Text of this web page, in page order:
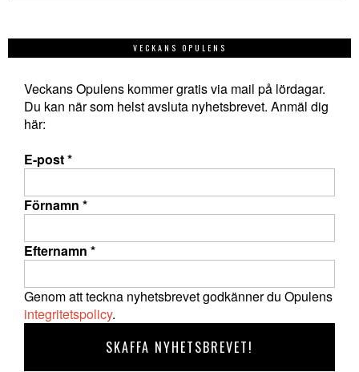
VECKANS OPULENS
Veckans Opulens kommer gratis via mail på lördagar.
Du kan när som helst avsluta nyhetsbrevet. Anmäl dig
här:
E-post*
Förnamn *
Efternamn *
Genom att teckna nyhetsbrevet godkänner du Opulens
integritetspolicy.